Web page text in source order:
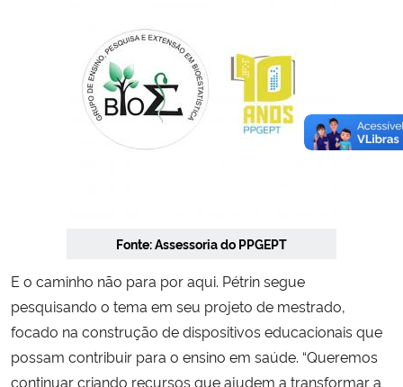
Fonte: Assessoria do PPGEPT
E o caminho não para por aqui. Pétrin segue
pesquisando o tema em seu projeto de mestrado,
focado na construção de dispositivos educacionais que
possam contribuir para o ensino em saúde. “Queremos
continuar criando recursos que ajudem a transformar a